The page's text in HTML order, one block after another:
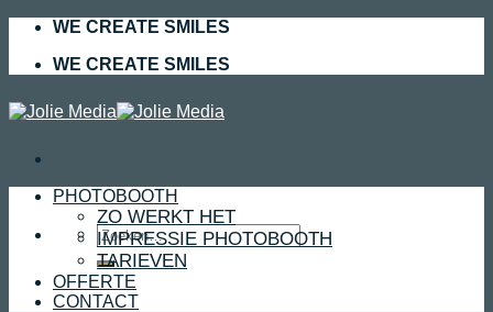
Skip
content
WE CREATE SMILES
WE CREATE SMILES
Zoeken
naar:
PHOTOBOOTH
ZO WERKT HET
IMPRESSIE PHOTOBOOTH
TARIEVEN
OFFERTE
CONTACT